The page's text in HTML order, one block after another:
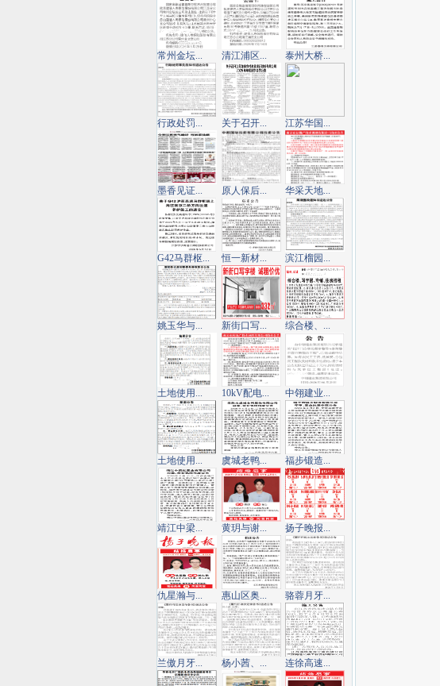
常州金坛... 清江浦区... 泰州大桥...
行政处罚... 关于召开... 江苏华国...
墨香见证... 原人保后... 华采天地...
G42马群枢... 恒一新材... 滨江榴园...
姚玉华与... 新街口写... 综合楼、...
土地使用... 10kV配电... 中翎建业...
土地使用... 虞城老鸭... 福步锻造...
靖江中梁... 黄玥与谢... 扬子晚报...
仇星瀚与... 惠山区奥... 骆蓉月牙...
兰傲月牙... 杨小茜、... 连徐高速...